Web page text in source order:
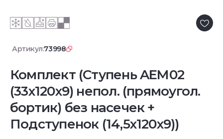
Артикул:73998
Комплект (Ступень AEM02
(33x120x9) непол. (прямоугол.
бортик) без насечек +
Подступенок (14,5x120x9))